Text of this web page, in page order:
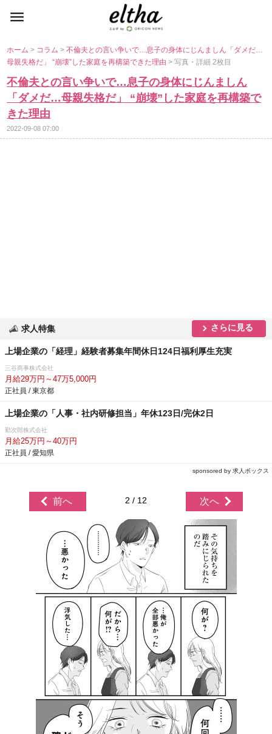
ホーム> コラム>不倫夫との言い争いで…息子の身体にじんましん「ダメだ…
母親失格だ」 “崩壊”した家庭を再構築できた理由> 写真・詳細 2枚目
不倫夫との言い争いで…息子の身体にじんましん
「ダメだ…母親失格だ」 “崩壊”した家庭を再構築で
きた理由
2022-09-08 07:00
求人特集 さらに見る
上場企業の「経理」経験者募集年間休日124日福利厚生充実
三谷商事株式会社
月給29万円～47万5,000円
正社員 / 東京都
上場企業の「人事・社内研修担当」年休123日/完休2日
勤次郎株式会社
月給25万円～40万円
正社員 / 愛知県
sponsored by 求人ボックス
前へ 2 / 12 次へ